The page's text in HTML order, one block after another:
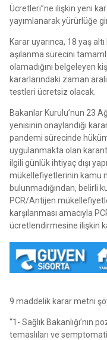
Ücretleri”ne ilişkin yeni
yayımlanarak yürürlüğe
Karar uyarınca, 18 yaş
aşılanma sürecini
olamadığını belgeleyen
kararlarındaki zaman
testleri ücretsiz olacak.
Bakanlar Kurulu’nun 23
yenisinin onaylandığı
pandemi sürecinde
uygulanmakta olan
ilgili günlük ihtiyaç dışı
mükellefiyetlerinin kamu
bulunmadığından, belirli
PCR/Antijen
karşılanması amacıyla
ücretlendirmesine ilişkin
9 maddelik karar metni
“1- Sağlık
temaslıları ve